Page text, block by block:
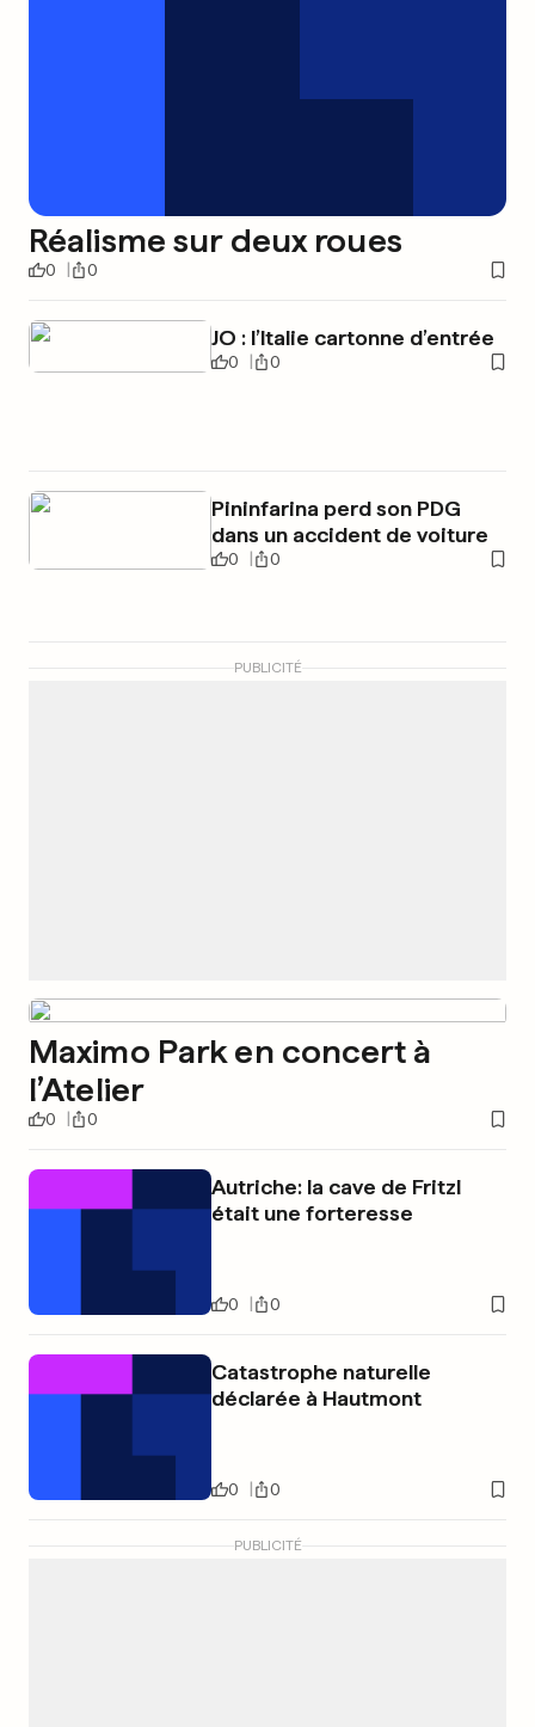
Réalisme sur deux roues
0 0
JO : l’Italie cartonne d’entrée
0 0
Pininfarina perd son PDG
dans un accident de voiture
0 0
PUBLICITÉ
Maximo Park en concert à
l’Atelier
0 0
Autriche: la cave de Fritzl
était une forteresse
0 0
Catastrophe naturelle
déclarée à Hautmont
0 0
PUBLICITÉ